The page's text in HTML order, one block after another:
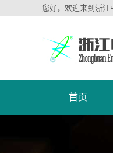
您好，欢迎来到浙江
首页